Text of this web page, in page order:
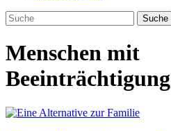
Menschen mit
Beeinträchtigung